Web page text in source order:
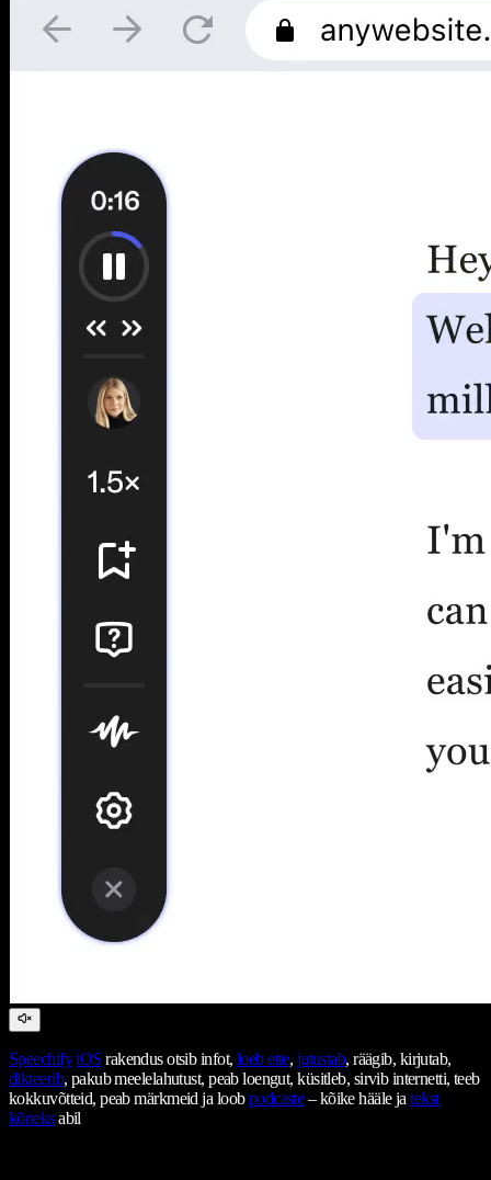
Speechify iOS rakendus otsib infot, loeb ette, jutustab, räägib, kirjutab,
dikteerib, pakub meelelahutust, peab loengut, küsitleb, sirvib internetti, teeb
kokkuvõtteid, peab märkmeid ja loobpodcaste– kõike hääle jatekst
kõneksabil